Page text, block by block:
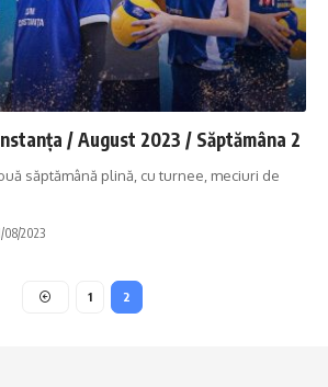
/ August 2023 / Săptămâna 2
săptămână plină, cu turnee, meciuri de
08/2023
1 2